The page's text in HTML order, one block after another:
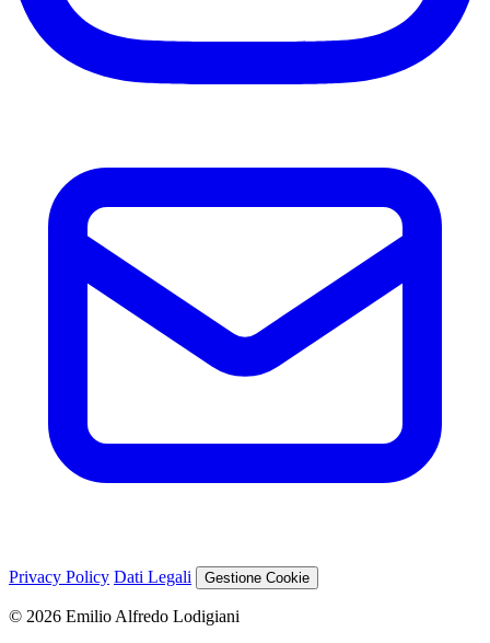
Privacy Policy Dati Legali Gestione Cookie
© 2026 Emilio Alfredo Lodigiani